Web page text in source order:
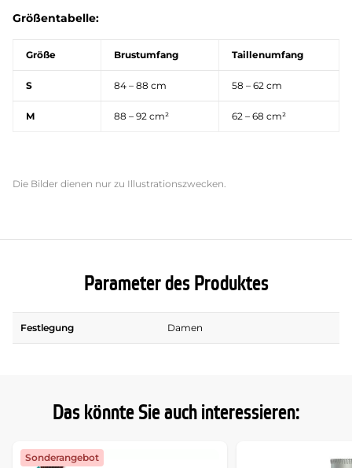
Das könnte Sie auch interessieren:
Sonderangebot
Größentabelle:
Größe Brustumfang Taillenumfang
S 84 – 88 cm 58 – 62 cm
M 88 – 92 cm² 62 – 68 cm²
Die Bilder dienen nur zu Illustrationszwecken.
Parameter des Produktes
Festlegung Damen